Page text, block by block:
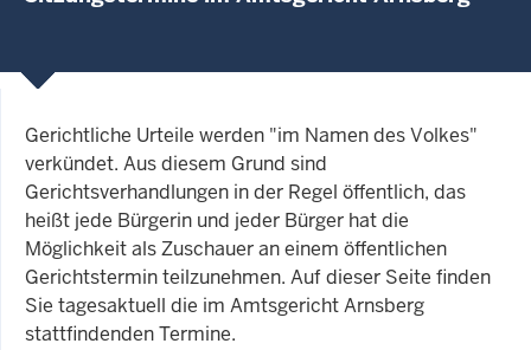
Gerichtliche Urteile werden "im Namen des Volkes"
verkündet. Aus diesem Grund sind
Gerichtsverhandlungen in der Regel öffentlich, das
heißt jede Bürgerin und jeder Bürger hat die
Möglichkeit als Zuschauer an einem öffentlichen
Gerichtstermin teilzunehmen. Auf dieser Seite finden
Sie tagesaktuell die im Amtsgericht Arnsberg
stattfindenden Termine.